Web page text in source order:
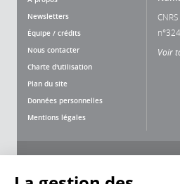
Newsletters
Équipe / crédits
Nous contacter
Charte d'utilisation
Plan du site
Données personnelles
Mentions légales
n°324
Voir